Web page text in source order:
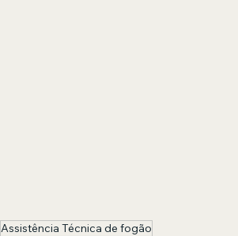
Assistência Técnica de fogão